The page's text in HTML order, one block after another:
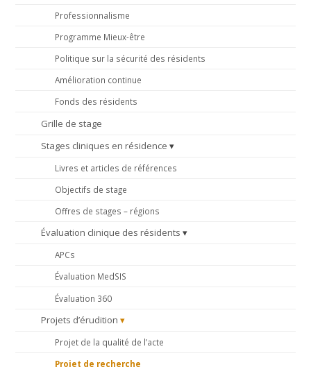
Professionnalisme
Programme Mieux-être
Politique sur la sécurité des résidents
Amélioration continue
Fonds des résidents
Grille de stage
Stages cliniques en résidence
Livres et articles de références
Objectifs de stage
Offres de stages – régions
Évaluation clinique des résidents
APCs
Évaluation MedSIS
Évaluation 360
Projets d’érudition
Projet de la qualité de l’acte
Projet de recherche